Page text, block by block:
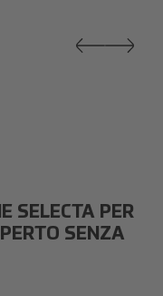
SELECTA PER
SENZA